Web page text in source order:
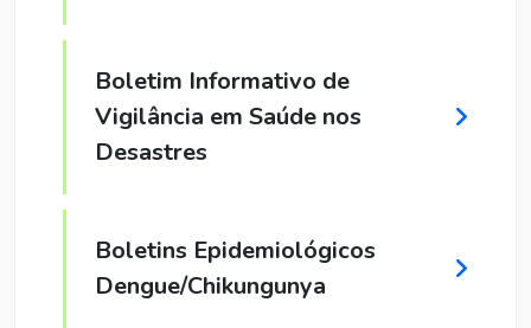
Boletim Informativo de
Vigilância em Saúde nos
Desastres
Boletins Epidemiológicos
Dengue/Chikungunya